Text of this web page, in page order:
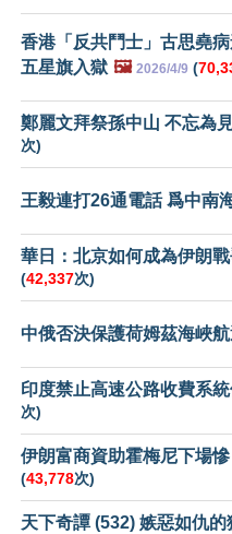
香港「反共鬥士」古思堯
五星旗入獄 🖼️ 2026/4/9 (
鄭麗文拜祭孫中山 不忘為
次)
王毅連打26通電話 爲中南
華日：北京如何成為伊朗
(42,337次)
中俄否決保護荷姆茲海峽
印度禁止高速公路收費系
次)
伊朗富商資助霍梅尼下場
(43,778次)
天下奇譚 (532) 嫉惡如仇